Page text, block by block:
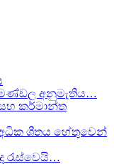
මණ්ඩල අනුමැතිය…
සහ කර්මාන්ත
ශීතය හේතුවෙන්
රැස්වෙයි…